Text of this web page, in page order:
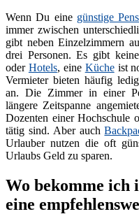
Wenn Du eine günstige
immer zwischen
gibt neben Einzelzimmern
drei Personen. Es gibt
oder Hotels, eine Kücheist
Vermieter bieten häufig
an. Die Zimmer in einer
längere Zeitspanne
Dozenten einer Hochschule
tätig sind. Aber auch
Urlauber nutzen die oft
Urlaubs Geld zu sparen.
Wo bekomme ich
eine